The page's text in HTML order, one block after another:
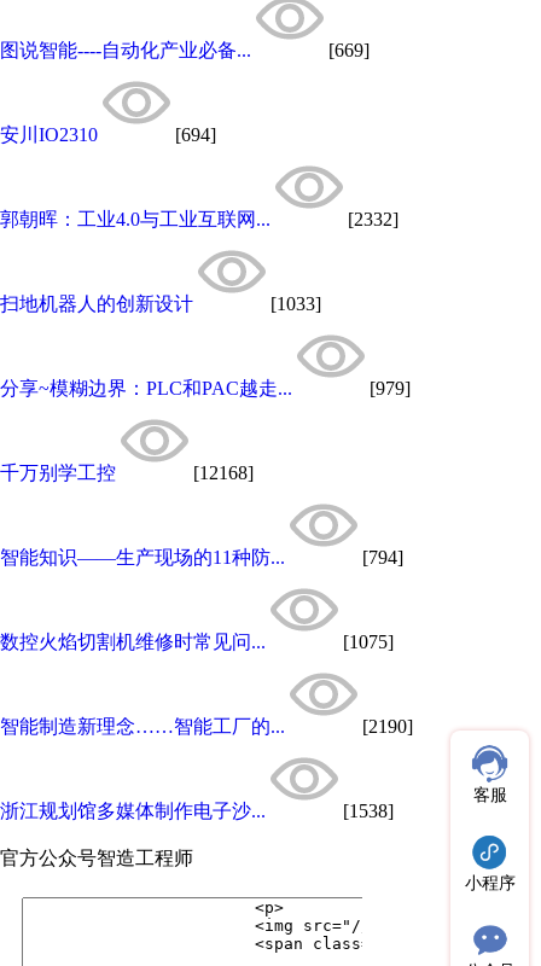
图说智能----自动化产业必备... [669]
安川IO2310 [694]
郭朝晖：工业4.0与工业互联网... [2332]
扫地机器人的创新设计 [1033]
分享~模糊边界：PLC和PAC越走... [979]
千万别学工控 [12168]
智能知识——生产现场的11种防... [794]
数控火焰切割机维修时常见问... [1075]
智能制造新理念……智能工厂的... [2190]
浙江规划馆多媒体制作电子沙... [1538]
官方公众号智造工程师
客服
小程序